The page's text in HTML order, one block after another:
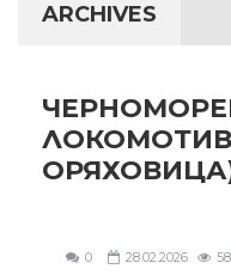
ARCHIVES
0 28.02.2026